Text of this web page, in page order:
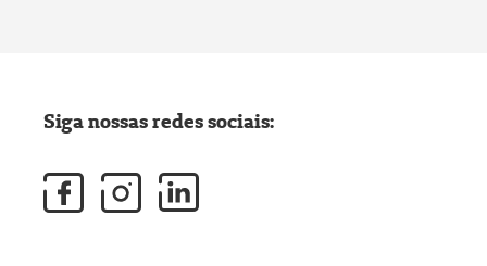
Siga nossas redes sociais: